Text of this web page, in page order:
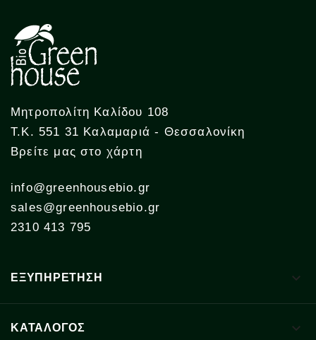
Μητροπολίτη Καλίδου 108
Τ.Κ. 551 31 Καλαμαριά - Θεσσαλονίκη
Βρείτε μας στο χάρτη
info@greenhousebio.gr
sales@greenhousebio.gr
2310 413 795
ΕΞΥΠΗΡΕΤΗΣΗ 
ΚΑΤΑΛΟΓΟΣ 